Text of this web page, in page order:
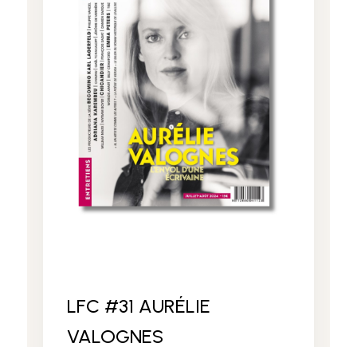
LFC #31 AURÉLIE
VALOGNES